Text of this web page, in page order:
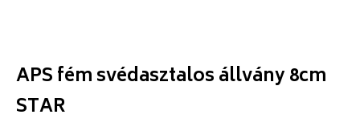
APS fém svédasztalos állvány 8cm
STAR